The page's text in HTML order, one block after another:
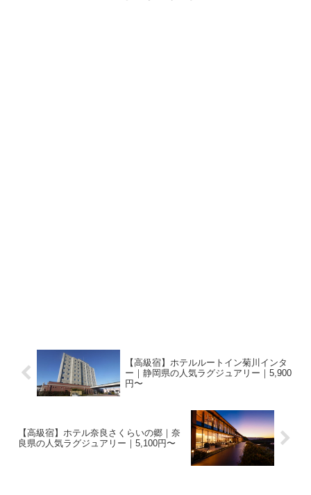
【高級宿】ホテルルートイン菊川インタ
ー｜静岡県の人気ラグジュアリー｜5,900
円〜
【高級宿】ホテル奈良さくらいの郷｜奈
良県の人気ラグジュアリー｜5,100円〜